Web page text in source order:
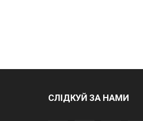
СЛІДКУЙ ЗА НАМИ